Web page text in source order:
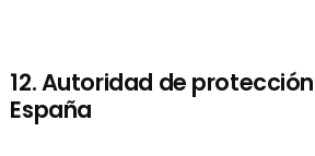
12. Autoridad de
España